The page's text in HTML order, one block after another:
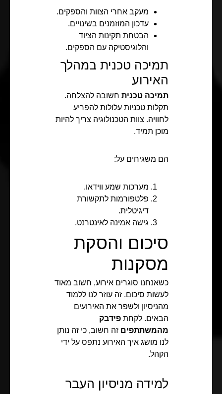
מעקב אחרי הצוות והספקים.
עדכון המוזמנים בשינויים.
הבטחת תקינות הציוד
והלוגיסטיקה עם הספקים.
תמיכה טכנית במהלך
האירוע
תמיכה טכנית חשובה להצלחה.
תקלות טכניות עלולות להפריע
לחוויה. צוות הטכנולוגיה צריך להיות
מוכן תמיד.
הם משגיחים על:
מערכות שמע ווידאו.
פלטפורמות לתקשורת
דיגיטלית.
גישה אמינה לאינטרנט.
סיכום והסקת
מסקנות
כשאנחנו סוגרים אירוע, חשוב מאוד
לעשות סיכום. זה עוזר לנו ללמוד
מהניסיון ולשפר את האירועים
הבאים. לקחת פידבק
מהמשתתפים זה חשוב, כי זה נותן
לנו מושג איך האירוע נתפס על ידי
הקהל.
למידה מניסיון העבר